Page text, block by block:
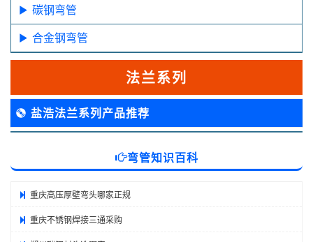
碳钢弯管
合金钢弯管
法兰系列
盐浩法兰系列产品推荐
弯管知识百科
重庆高压厚壁弯头哪家正规
重庆不锈钢焊接三通采购